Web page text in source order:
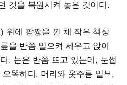
것을 복원시켜 놓은 것이다.
위에 팔짱을 낀 채 작은 책상
을 반쯤 일으켜 세우고 앉아
. 눈은 반쯤 뜨고 있는데, 눈썹
똑하다. 머리와 옷주름 일부,